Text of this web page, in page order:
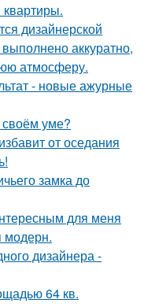
дизайнерской
аккуратно,
атмосферу.
- новые ажурные
уме?
от оседания
замка до
для меня
модерн.
дизайнера -
64 кв.